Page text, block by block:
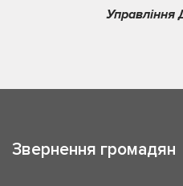
Управління
Звернення громадян